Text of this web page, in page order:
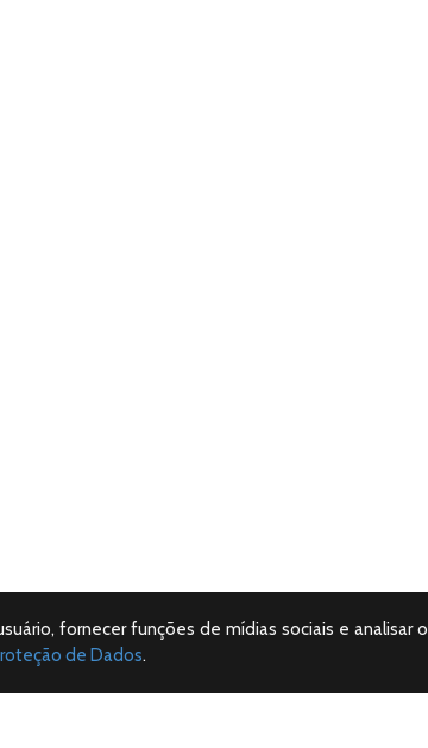
fornecer funções de mídias sociais e analisar o
de Dados.